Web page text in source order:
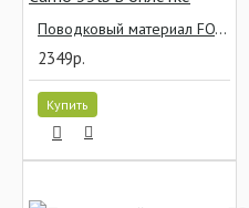
Поводковый материал FOX EDGES Camotex Semi Stiff Dark Camo 35lb в оплетке
2349р.
Купить